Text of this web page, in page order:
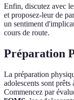
Enfin, discutez avec
et proposez-leur de
un sentiment
cours de route.
Préparation
La préparation
adolescents sont prêts
Commencez par